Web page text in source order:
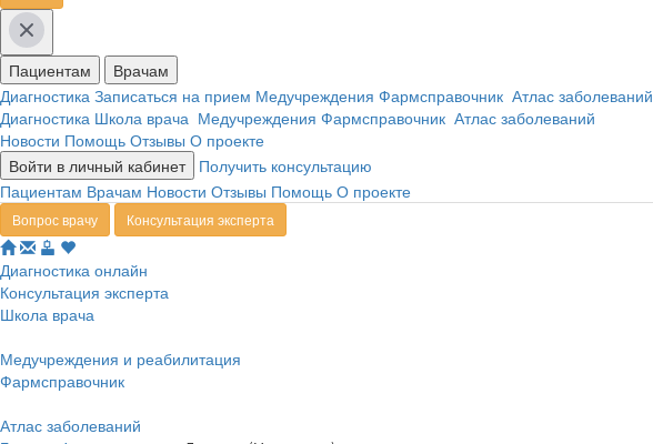
Пациентам
Врачам
Диагностика Записаться на прием Медучреждения Фармсправочник Атлас заболеваний
Диагностика Школа врача Медучреждения Фармсправочник Атлас заболеваний
Новости Помощь Отзывы О проекте
Войти в личный кабинет
Получить консультацию
Пациентам Врачам Новости Отзывы Помощь О проекте
Вопрос врачу Консультация эксперта
Диагностика онлайн
Консультация эксперта
Школа врача
Медучреждения и реабилитация
Фармсправочник
Атлас заболеваний